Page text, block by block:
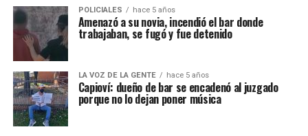
POLICIALES hace 5 años
Amenazó a su novia, incendió el bar donde
trabajaban, se fugó y fue detenido
LA VOZ DE LA GENTE hace 5 años
Capioví: dueño de bar se encadenó al juzgado
porque no lo dejan poner música